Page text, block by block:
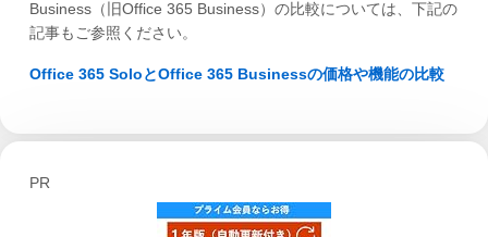
Business（旧Office 365 Business）の比較については、下記の
記事もご参照ください。
Office 365 SoloとOffice 365 Businessの価格や機能の比較
PR